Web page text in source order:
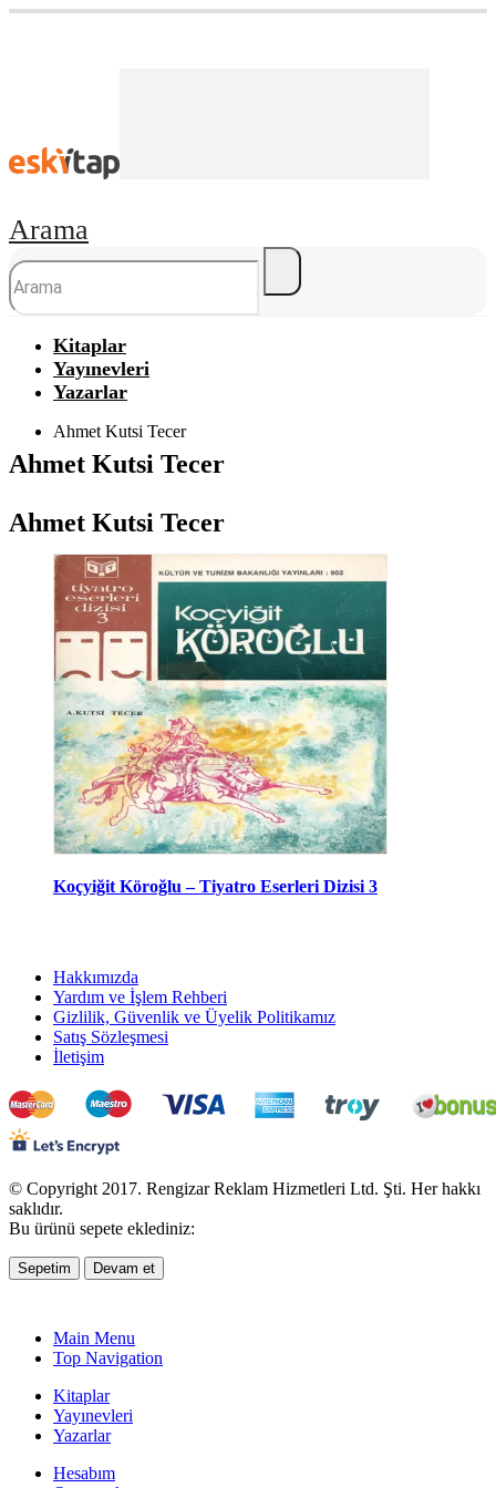
Arama
Kitaplar
Yayınevleri
Yazarlar
Ahmet Kutsi Tecer
Ahmet Kutsi Tecer
Ahmet Kutsi Tecer
Koçyiğit Köroğlu – Tiyatro Eserleri Dizisi 3
Hakkımızda
Yardım ve İşlem Rehberi
Gizlilik, Güvenlik ve Üyelik Politikamız
Satış Sözleşmesi
İletişim
© Copyright 2017. Rengizar Reklam Hizmetleri Ltd. Şti. Her hakkı
saklıdır.
Bu ürünü sepete eklediniz:
Sepetim Devam et
Main Menu
Top Navigation
Kitaplar
Yayınevleri
Yazarlar
Hesabım